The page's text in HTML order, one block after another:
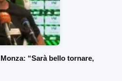
“Sarà bello tornare,